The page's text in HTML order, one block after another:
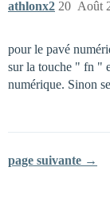
athlonx2 Août
20
pour le pavé
sur la touche " fn "
numérique. Sinon
page suivante →